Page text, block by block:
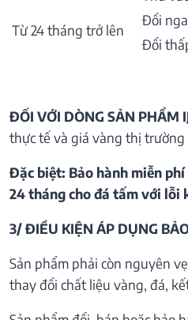
Từ 24 tháng trở lên
Đổi
Đổi
ĐỐI VỚI DÒNG SẢN PHẨM
thực tế và giá vàng thị trường
Đặc biệt: Bảo hành miễn
24 tháng cho đá tấm với lỗi
3/ ĐIỀU KIỆN ÁP DỤNG
Sản phẩm phải còn nguyên
thay đổi chất liệu vàng, đá,